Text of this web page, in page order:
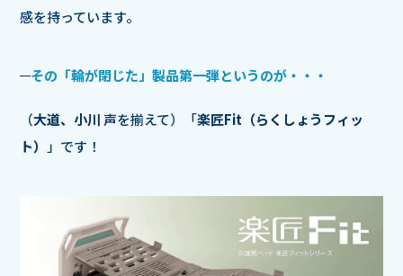
感を持っています。
その「輪が閉じた」製品第一弾というのが・・・
（大道、小川 声を揃えて）「楽匠Fit（らくしょうフィッ
ト）
」です！